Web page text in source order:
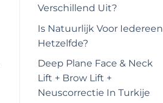
Verschillend Uit?
Is Natuurlijk Voor Iedereen
Hetzelfde?
Deep Plane Face & Neck
Lift + Brow Lift +
Neuscorrectie In Turkije